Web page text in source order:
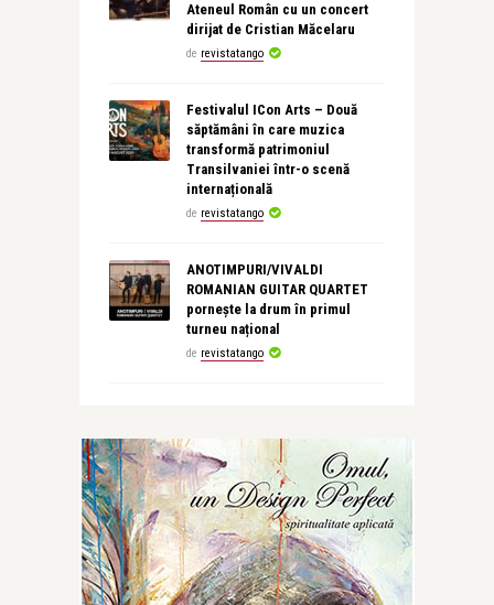
Ateneul Român cu un concert
dirijat de Cristian Măcelaru
de revistatango
Festivalul ICon Arts – Două
săptămâni în care muzica
transformă patrimoniul
Transilvaniei într-o scenă
internațională
de revistatango
ANOTIMPURI/VIVALDI
ROMANIAN GUITAR QUARTET
pornește la drum în primul
turneu național
de revistatango